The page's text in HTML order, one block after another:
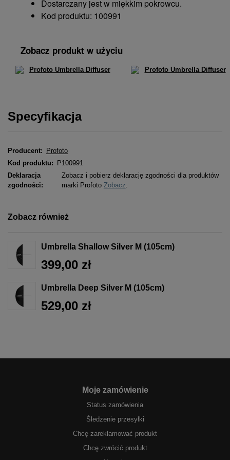
Dostarczany jest w miękkim pokrowcu.
Kod produktu: 100991
Zobacz produkt w użyciu
Specyfikacja
Producent: Profoto
Kod produktu: P100991
Deklaracja
zgodności:
Zobacz i pobierz deklarację zgodności dla produktów
marki Profoto Zobacz
Zobacz również
Umbrella Shallow Silver M (105cm)
399,00 zł
Umbrella Deep Silver M (105cm)
529,00 zł
Moje zamówienie
Status zamówienia
Śledzenie przesyłki
Chcę zareklamować produkt
Chcę zwrócić produkt